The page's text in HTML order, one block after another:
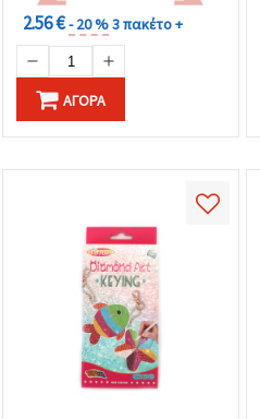
2.56 €- 20 %3 πακέτο +
ΑΓΟΡΆ